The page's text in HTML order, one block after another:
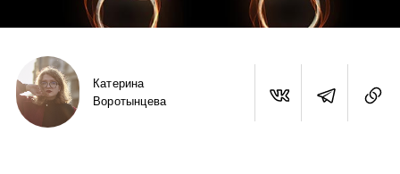
Катерина
Воротынцева